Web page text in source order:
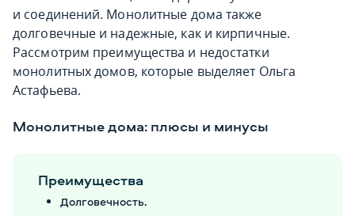
и соединений. Монолитные дома также
долговечные и надежные, как и кирпичные.
Рассмотрим преимущества и недостатки
монолитных домов, которые выделяет Ольга
Астафьева.
Монолитные дома: плюсы и минусы
Преимущества
Долговечность.